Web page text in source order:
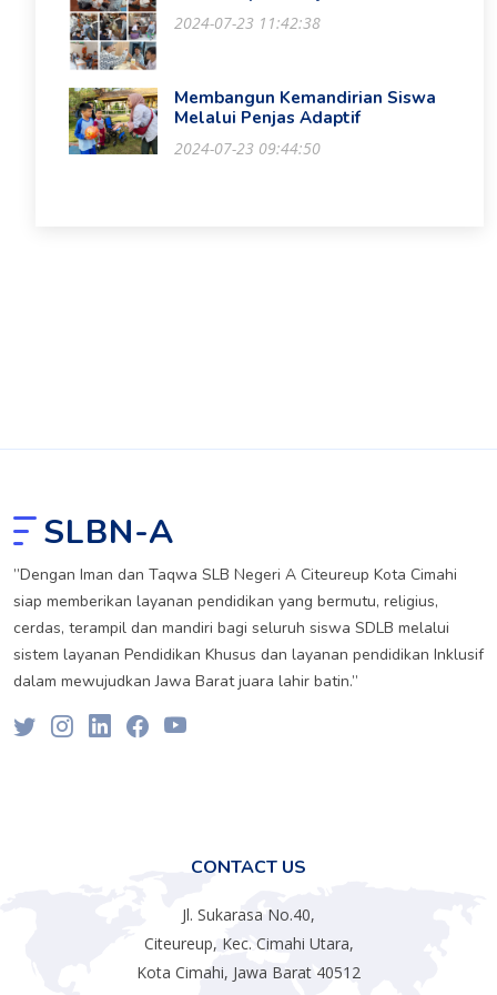
2024-07-23 11:42:38
Membangun Kemandirian Siswa
Melalui Penjas Adaptif
2024-07-23 09:44:50
SLBN-A
”Dengan Iman dan Taqwa SLB Negeri A Citeureup Kota Cimahi
siap memberikan layanan pendidikan yang bermutu, religius,
cerdas, terampil dan mandiri bagi seluruh siswa SDLB melalui
sistem layanan Pendidikan Khusus dan layanan pendidikan Inklusif
dalam mewujudkan Jawa Barat juara lahir batin.”
CONTACT US
Jl. Sukarasa No.40,
Citeureup, Kec. Cimahi Utara,
Kota Cimahi, Jawa Barat 40512